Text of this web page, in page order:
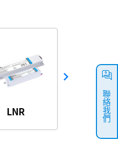
聯絡我們
LNR